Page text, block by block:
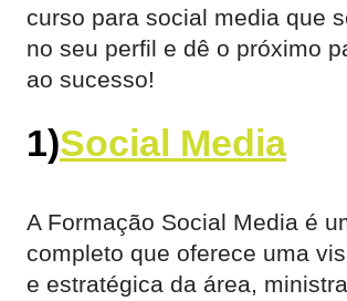
curso para social media que
no seu perfil e dê o próximo
ao sucesso!
1)Social Media
​A Formação Social Media é
completo que oferece uma
e estratégica da área,